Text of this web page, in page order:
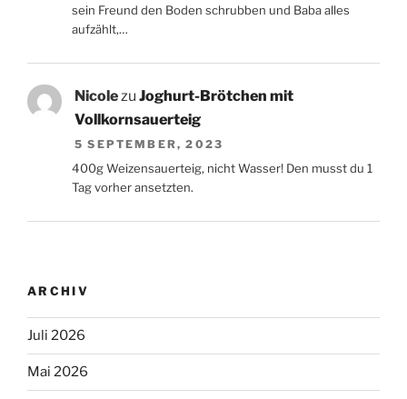
sein Freund den Boden schrubben und Baba alles
aufzählt,…
Nicole zu Joghurt-Brötchen mit
Vollkornsauerteig
5 SEPTEMBER, 2023
400g Weizensauerteig, nicht Wasser! Den musst du 1
Tag vorher ansetzten.
ARCHIV
Juli 2026
Mai 2026